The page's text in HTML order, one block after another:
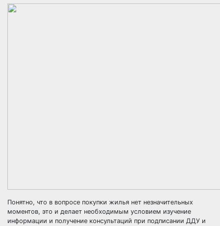
Понятно, что в вопросе покупки жилья нет незначительных
моментов, это и делает необходимым условием изучение
информации и получение консультаций при подписании ДДУ и